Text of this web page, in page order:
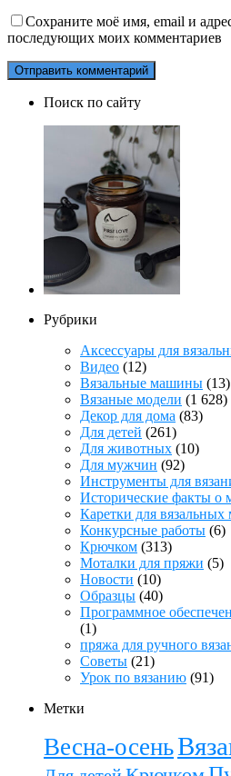
Сохраните моё имя, email и
последующих моих комментариев
Поиск по сайту
Рубрики
Аксессуары для
Видео (12)
Вязальные машины (13)
Вязаные модели (1 628)
Декор для дома (83)
Для детей (261)
Для животных (10)
Для мужчин (92)
Инструменты для
Исторические факты о
Каретки для
Конкурсные работы (6)
Крючком (313)
Моталки для пряжи (5)
Новости (10)
Образцы (40)
Программное
(1)
пряжа для ручного
Советы (21)
Урок по вязанию (91)
Метки
Весна-осень